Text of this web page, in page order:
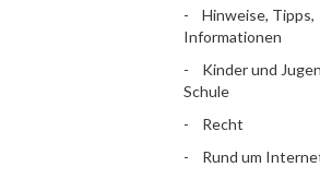
Hinweise, Tipps,
Informationen
Kinder und
Schule
Recht
Rund um